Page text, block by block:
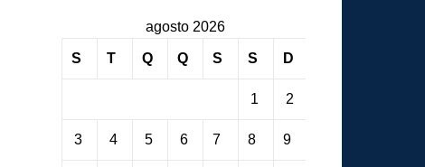
agosto 2026
S T Q Q S S D
1 2
3 4 5 6 7 8 9